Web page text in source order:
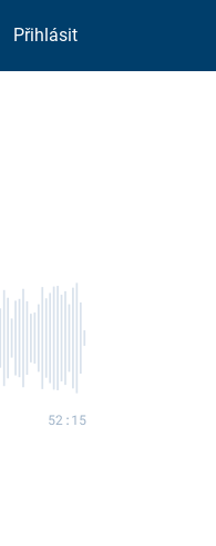
Přihlásit
52:15